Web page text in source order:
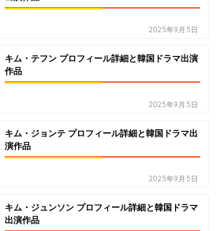
2025年9月5日
キム・テフン プロフィール詳細と韓国ドラマ出演
作品
2025年9月5日
キム・ジョンテ プロフィール詳細と韓国ドラマ出
演作品
2025年9月5日
キム・ジュンソン プロフィール詳細と韓国ドラマ
出演作品